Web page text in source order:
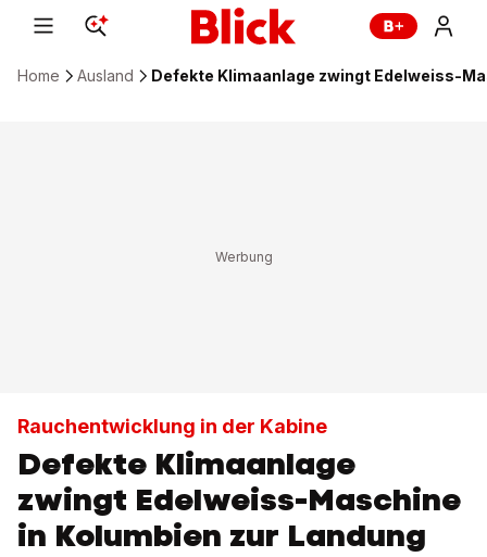
Home Ausland Defekte Klimaanlage zwingt Edelweiss-
Rauchentwicklung in der Kabine
Defekte Klimaanlage
zwingt Edelweiss-Maschine
in Kolumbien zur Landung